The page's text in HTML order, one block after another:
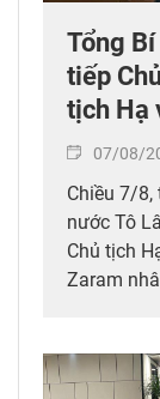
Tổng
tiếp
tịch Hạ
07/08/
Chiều 7/8,
nước Tô
Chủ tịch
Zaram
(6/8/1976